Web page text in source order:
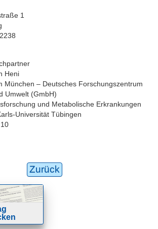
1
Heni
München – Deutsches Forschungszentrum
Umwelt (GmbH)
und Metabolische Erkrankungen
Universität Tübingen
Zurück